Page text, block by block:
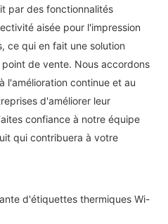
par des fonctionnalités
aisée pour l'impression
ce qui en fait une solution
de vente. Nous accordons
l'amélioration continue et au
d'améliorer leur
confiance à notre équipe
qui contribuera à votre
d'étiquettes thermiques Wi-